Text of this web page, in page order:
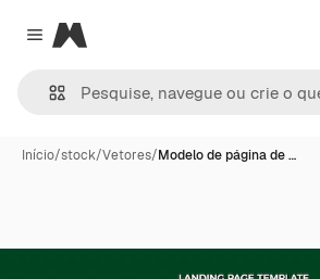
Close menu
Magnific
Início/stock/Vetores/Modelo de página de …